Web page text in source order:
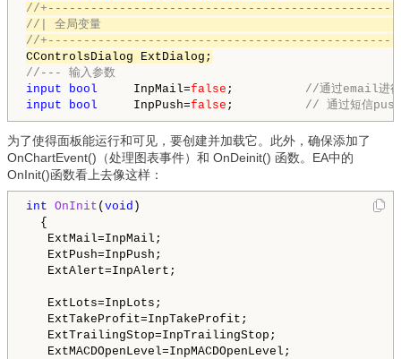
//
//| 全局变量
//
CControlsDialog ExtDialog;
//--- 输入参数
input
bool InpMail=false ; //通过email进
input
bool InpPush=false ; // 通过短信
为了使得面板能运行和可见，要创建并加载它。此外，确保添加了
OnChartEvent()（处理图表事件）和 OnDeinit() 函数。EA中的
OnInit()函数看上去像这样：
int OnInit ( void )
{
ExtMail=InpMail;
ExtPush=InpPush;
ExtAlert=InpAlert;
ExtLots=InpLots;
ExtTakeProfit=InpTakeProfit;
ExtTrailingStop=InpTrailingStop;
ExtMACDOpenLevel=InpMACDOpenLevel;